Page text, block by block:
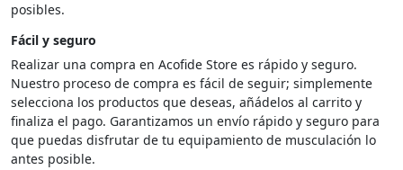
posibles.
Fácil y seguro
Realizar una compra en Acofide Store es rápido y seguro.
Nuestro proceso de compra es fácil de seguir; simplemente
selecciona los productos que deseas, añádelos al carrito y
finaliza el pago. Garantizamos un envío rápido y seguro para
que puedas disfrutar de tu equipamiento de musculación lo
antes posible.